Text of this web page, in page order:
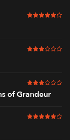
5 av 6 i
3 av 6 i
3 av 6 i
of Grandeur
5 av 6 i